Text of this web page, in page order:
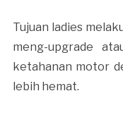
Tujuan ladies
meng-upgrade
ketahanan motor
lebih hemat.